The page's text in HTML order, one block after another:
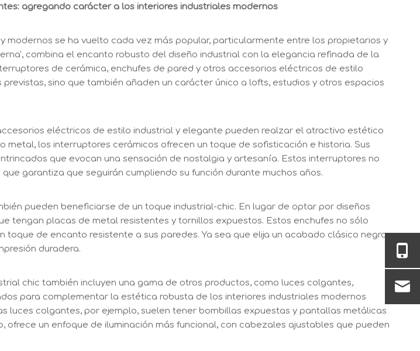
agregando carácter a los interiores industriales modernos
modernos se ha vuelto cada vez más popular, particularmente entre los propietarios y
combina el encanto robusto del diseño industrial con la elegancia refinada de la
de cerámica, enchufes de pared y otros accesorios eléctricos de estilo
sino que también añaden un carácter único a lofts, estudios y otros espacios
eléctricos de estilo industrial y elegante pueden realzar el atractivo estético
los interruptores cerámicos ofrecen un toque de sofisticación e historia. Sus
que evocan una sensación de nostalgia y artesanía. Estos interruptores no
garantiza que seguirán cumpliendo su función durante muchos años.
pueden beneficiarse de un toque industrial-chic. En lugar de optar por diseños
tengan placas de metal resistentes y tornillos expuestos. Estos enchufes no sólo
de encanto resistente a sus paredes. Ya sea que elija un acabado clásico negro
duradera.
chic también incluyen una gama de otros productos, como luces colgantes,
para complementar la estética robusta de los interiores industriales modernos
luces colgantes, por ejemplo, suelen tener bombillas expuestas y pantallas metálicas
un enfoque de iluminación más funcional, con cabezales ajustables que pueden